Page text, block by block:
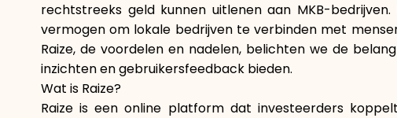
rechtstreeks geld kunnen uitlenen aan MKB-
vermogen om lokale bedrijven te verbinden met
Raize, de voordelen en nadelen, belichten we de
inzichten en gebruikersfeedback bieden.
Wat is Raize?
Raize is een online platform dat investeerders